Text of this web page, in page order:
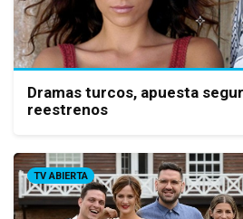
Dramas turcos, apuesta
reestrenos
TV ABIERTA